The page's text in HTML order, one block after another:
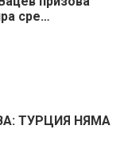
сре…
ТУРЦИЯ НЯМА